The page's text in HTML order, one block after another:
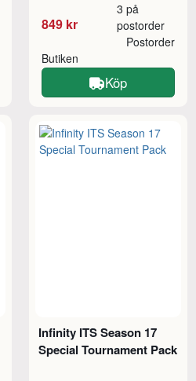
849 kr
3 på
postorder
Butiken
Postorder
Köp
Infinity ITS Season 17
Special Tournament Pack